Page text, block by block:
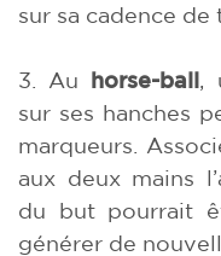
sur sa cadence de
3. Au horse-ball
sur ses hanches
marqueurs.
aux deux mains
du but pourrait
générer de